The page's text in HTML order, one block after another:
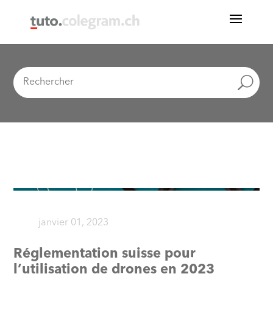
janvier 01, 2023
Réglementation suisse pour
l’utilisation de drones en 2023